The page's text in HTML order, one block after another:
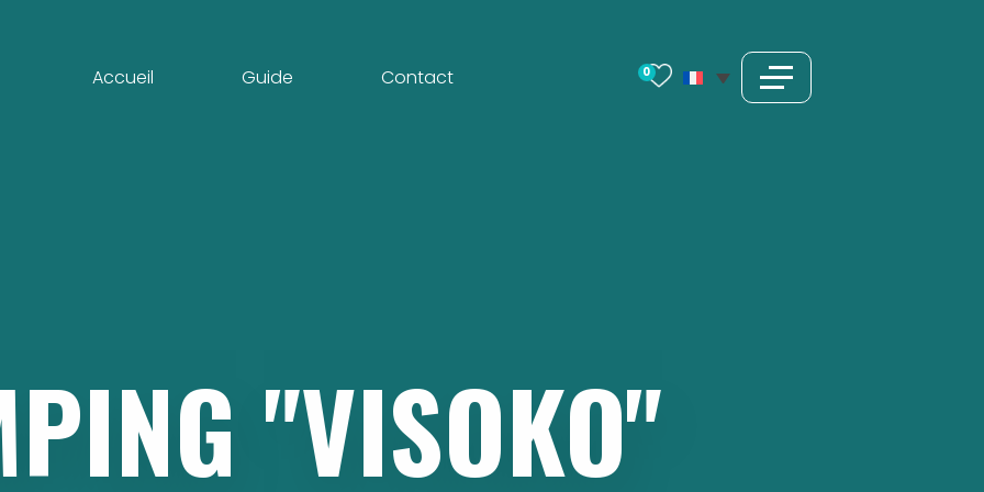
Accueil Guide Contact 0
"VISOKO"